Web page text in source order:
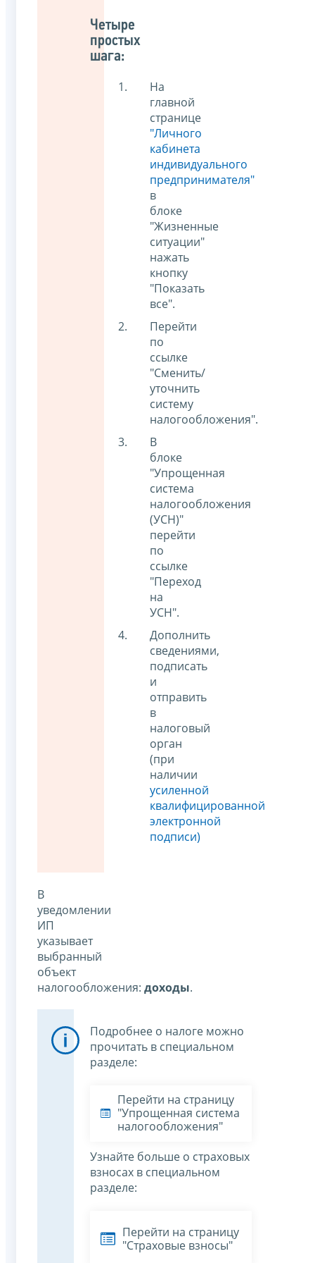
Четыре
простых
шага:
На
главной
странице
"Личного
кабинета
индивидуального
предпринимателя"
в
блоке
"Жизненные
ситуации"
нажать
кнопку
"Показать
все".
Перейти
по
ссылке
"Сменить/
уточнить
систему
налогообложения".
В
блоке
"Упрощенная
система
налогообложения
(УСН)"
перейти
по
ссылке
"Переход
на
УСН".
Дополнить
сведениями,
подписать
и
отправить
в
налоговый
орган
(при
наличии
усиленной
квалифицированной
электронной
подписи)
В
уведомлении
ИП
указывает
выбранный
объект
налогообложения: доходы.
Подробнее о налоге можно
прочитать в специальном
разделе:
Перейти на страницу
"Упрощенная система
налогообложения"
Узнайте больше о страховых
взносах в специальном
разделе:
Перейти на страницу
"Страховые взносы"